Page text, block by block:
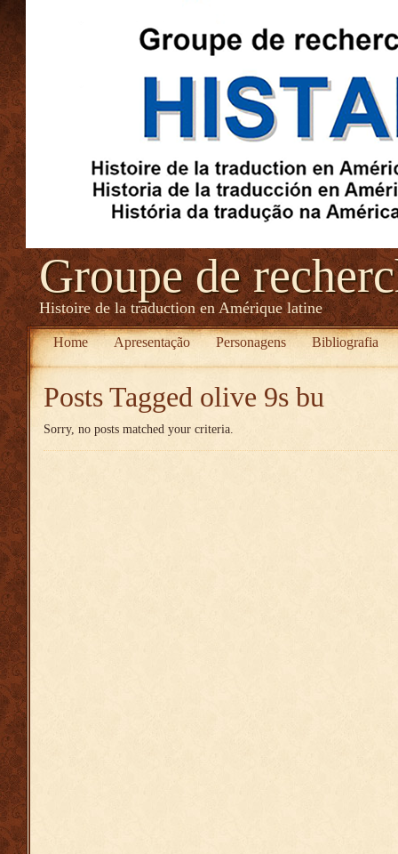
Groupe de
Histoire de la traduction en Amérique latine
Home Apresentação Personagens Bibliografia
Posts Tagged olive 9s bu
Sorry, no posts matched your criteria.